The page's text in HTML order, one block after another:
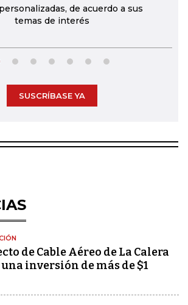
de acuerdo a sus
temas de interés
SUSCRÍBASE YA
de Cable Aéreo de La Calera
inversión de más de $1